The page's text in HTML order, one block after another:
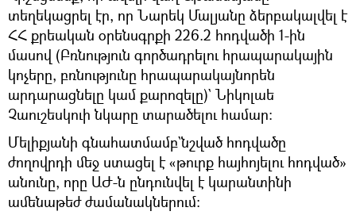
տեղեկացրել էր, որ Նարեկ Մալյանը ձերբակալվել է
ՀՀ քրեական օրենսգրքի 226.2 հոդվածի 1-ին
մասով (Բռնություն գործադրելու հրապարակային
կոչերը, բռնությունը հրապարակայնորեն
արդարացնելը կամ քարոզելը)` Նիկոլաե
Չաուշեսկուի նկարը տարածելու համար:
Մելիքյանի գնահատմամբ`նշված հոդվածը
ժողովրդի մեջ ստացել է «թուրք հայհոյելու հոդված»
անունը, որը ԱԺ-ն ընդունվել է կարանտինի
ամենաթեժ ժամանակներում։